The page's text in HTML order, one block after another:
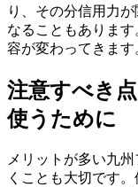
り、その分信用力
なることもありま
容が変わってきます
注意すべき
使うために
メリットが多い九
くことも大切です